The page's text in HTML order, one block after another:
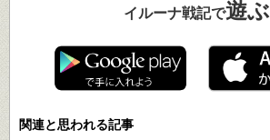
イルーナ戦記で遊ぶ
関連と思われる記事